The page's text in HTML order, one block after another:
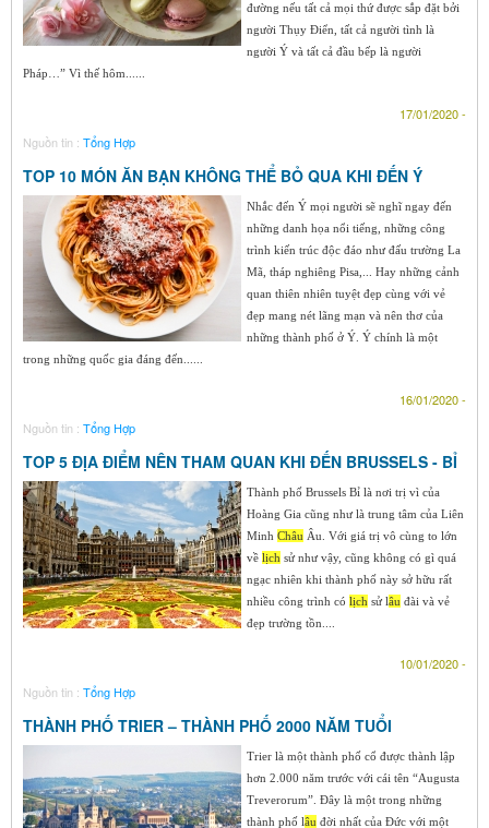
đường nếu tất cả mọi thứ được sắp đặt bởi
người Thụy Điển, tất cả người tình là
người Ý và tất cả đầu bếp là người
Pháp…” Vì thế hôm......
17/01/2020 -
Nguồn tin : Tổng Hợp
TOP 10 MÓN ĂN BẠN KHÔNG THỂ BỎ QUA KHI ĐẾN Ý
Nhắc đến Ý mọi người sẽ nghĩ ngay đến
những danh họa nổi tiếng, những công
trình kiến trúc độc đáo như đấu trường La
Mã, tháp nghiêng Pisa,... Hay những cảnh
quan thiên nhiên tuyệt đẹp cùng với vẻ
đẹp mang nét lãng mạn và nên thơ của
những thành phố ở Ý. Ý chính là một
trong những quốc gia đáng đến......
16/01/2020 -
Nguồn tin : Tổng Hợp
TOP 5 ĐỊA ĐIỂM NÊN THAM QUAN KHI ĐẾN BRUSSELS - BỈ
Thành phố Brussels Bỉ là nơi trị vì của
Hoàng Gia cũng như là trung tâm của Liên
Minh Châu Âu. Với giá trị vô cùng to lớn
về lịch sử như vậy, cũng không có gì quá
ngạc nhiên khi thành phố này sở hữu rất
nhiều công trình có lịch sử lâu đài và vẻ
đẹp trường tồn....
10/01/2020 -
Nguồn tin : Tổng Hợp
THÀNH PHỐ TRIER – THÀNH PHỐ 2000 NĂM TUỔI
Trier là một thành phố cổ được thành lập
hơn 2.000 năm trước với cái tên “Augusta
Treverorum”. Đây là một trong những
thành phố lâu đời nhất của Đức với một